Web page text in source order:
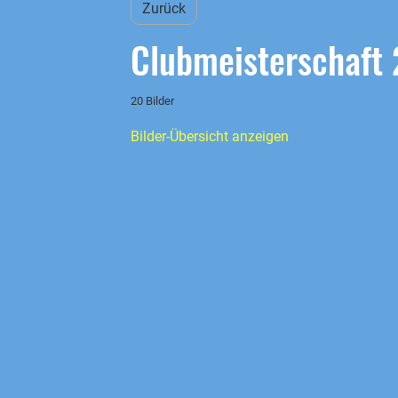
Zurück
Clubmeisterschaft
20 Bilder
Bilder-Übersicht anzeigen